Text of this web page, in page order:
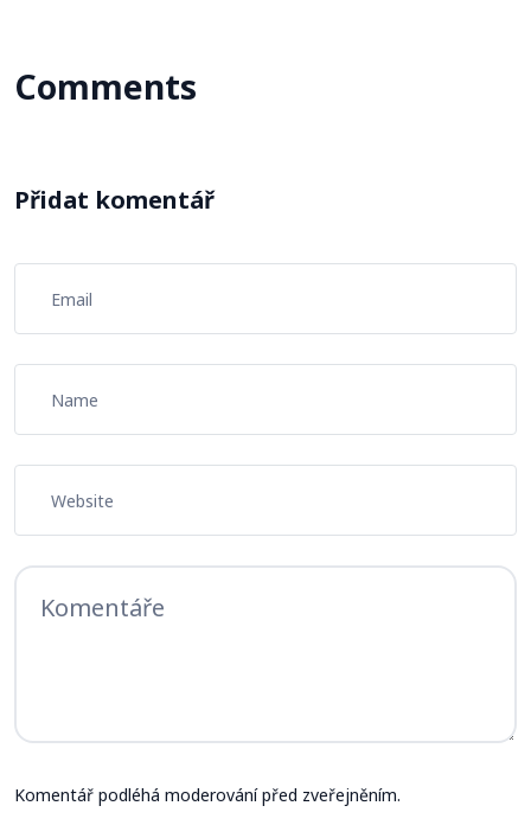
Comments
Přidat komentář
Komentář podléhá moderování před zveřejněním.